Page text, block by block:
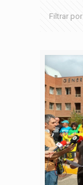
Filtrar por